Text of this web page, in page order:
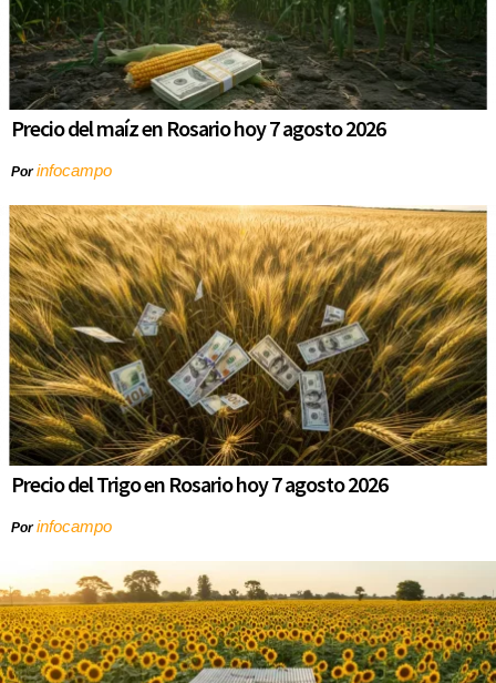
Precio del maíz en Rosario hoy 7 agosto 2026
Porinfocampo
Precio del Trigo en Rosario hoy 7 agosto 2026
Porinfocampo